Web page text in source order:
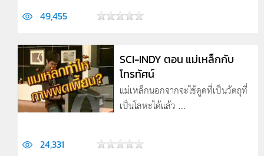
49,455
SCI-INDY ตอน แม่เหล็กกับ
โทรทัศน์
แม่เหล็กนอกจากจะใช้ดูดที่เป็นวัตถุที่
เป็นโลหะได้แล้ว ...
24,331